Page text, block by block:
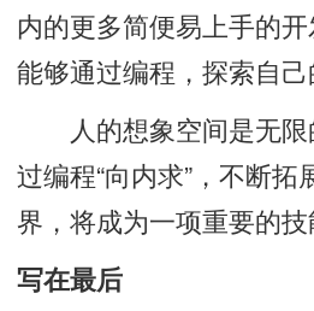
内的更多简便易上手的
能够通过编程，探索自己
人的想象空间是无限
过编程“向内求”，不断拓
界，将成为一项重要的技
写在最后